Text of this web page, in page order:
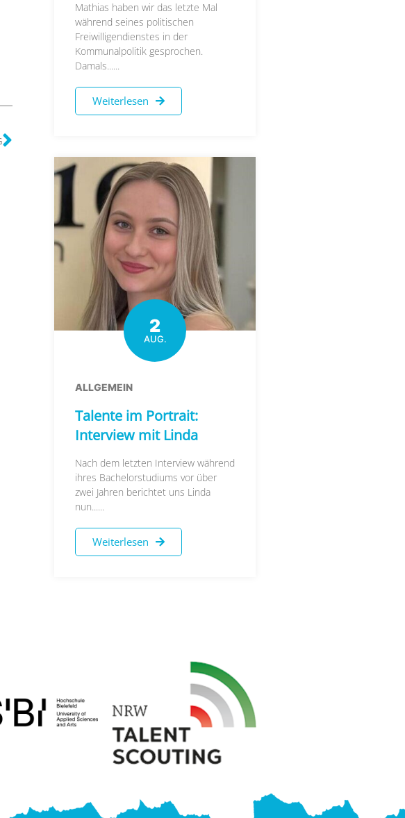
Mathias haben wir das letzte Mal
während seines politischen
Freiwilligendienstes in der
Kommunalpolitik gesprochen.
Damals......
Weiterlesen
2
AUG.
ALLGEMEIN
Talente im Portrait:
Interview mit Linda
Nach dem letzten Interview während
ihres Bachelorstudiums vor über
zwei Jahren berichtet uns Linda
nun......
Weiterlesen